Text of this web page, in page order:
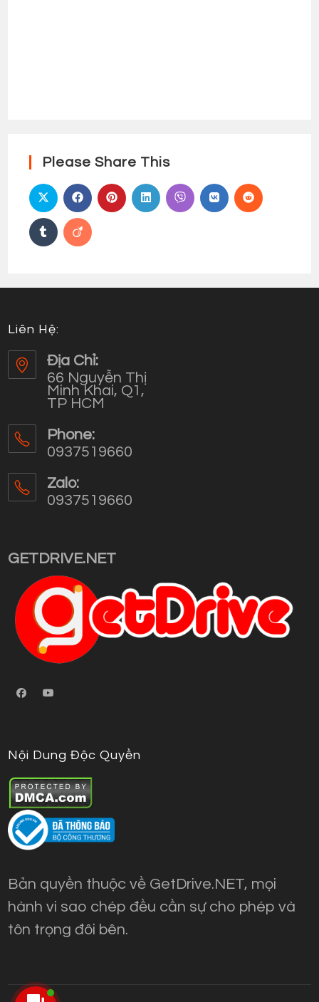
Please Share This
Liên Hệ:
Địa Chỉ:
66 Nguyễn Thị
Minh Khai, Q1,
TP HCM
Phone:
0937519660
in
your
Zalo:
0937519660
application
GETDRIVE.NET
Nội Dung Độc Quyền
Bản quyền thuộc về GetDrive.NET, mọi
hành vi sao chép đều cần sự cho phép và
tôn trọng đôi bên.